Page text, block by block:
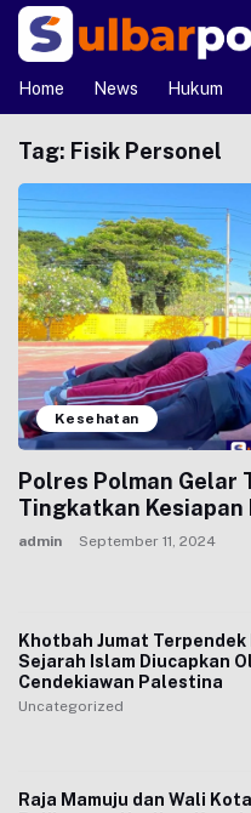
Home News Hukum
Khotbah Jumat Terpendek
Sejarah Islam Diucapkan
Cendekiawan Palestina
Uncategorized
Raja Mamuju dan Wali Kota
Tag: Fisik Personel
Kesehatan
Polres Polman Gelar
Tingkatkan Kesiapan
admin September 11, 2024